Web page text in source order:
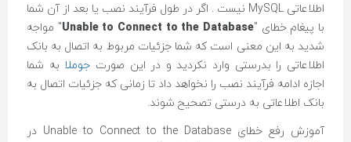
اطلاعاتی MySQL نیست . اگر در طول فرآیند نصب یا بعد از آن شما
با پیغام خطای "Unable to Connect to the Database" مواجه
شدید به این معنی است که شما جزئیات مربوط به اتصال به بانک
اطلاعاتی را بدرستی وارد نکردید و در این صورت جوملا به شما
اجازه ادامه فرآیند نصب را نخواهد داد تا زمانی که جزئیات اتصال به
بانک اطلاعاتی به درستی تصحیح شوند.
آموزش‌ رفع خطای Unable to Connect to the Database در